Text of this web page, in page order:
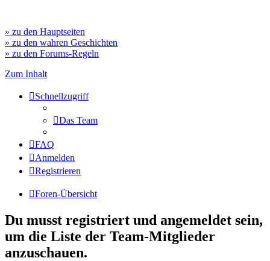
» zu den Hauptseiten
» zu den wahren Geschichten
» zu den Forums-Regeln
Zum Inhalt
Schnellzugriff
Das Team
FAQ
Anmelden
Registrieren
Foren-Übersicht
Du musst registriert und angemeldet sein,
um die Liste der Team-Mitglieder
anzuschauen.